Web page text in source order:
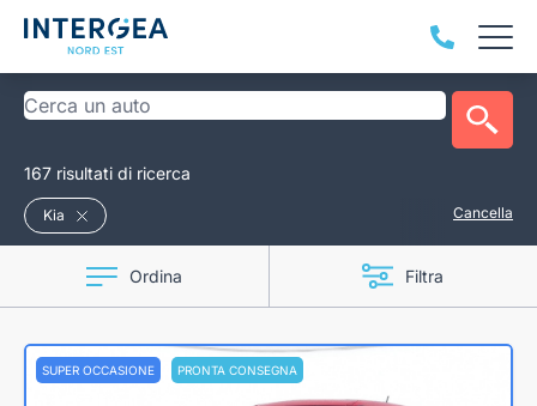
167 risultati di ricerca
Kia Cancella
Ordina Filtra
SUPER OCCASIONE PRONTA CONSEGNA